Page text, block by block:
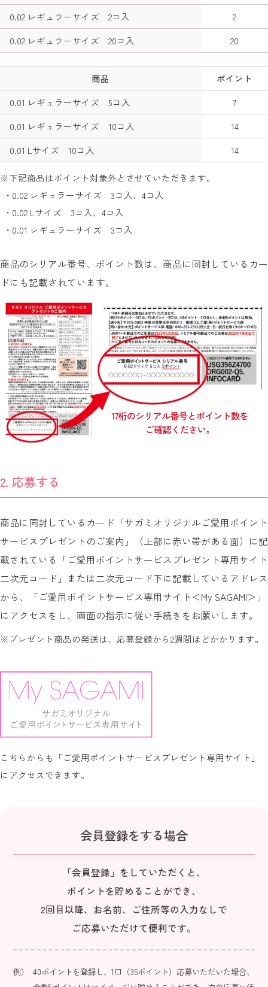
0.02 レギュラーサイズ 2コ入
2
0.02 レギュラーサイズ 20コ入
20
商品
ポイント
0.01 レギュラーサイズ 5コ入
7
0.01 レギュラーサイズ 10コ入
14
0.01 Lサイズ 10コ入
14
下記商品はボイント対象外とさせていただきます。
0.02 レギュラーサイズ 3コ入、4コ入
0.02 Lサイズ 3コ入、4コ入
0.01 レギュラーサイズ 3コ入
商品のシリアル番号、ポイント数は、商品に同封しているカー
ドにも記載されています。
応募する
商品に同封しているカード「サガミオリジナルご愛用ポイント
サービスプレゼントのご案内」（上部に赤い帯がある面）に記
載されている「ご愛用ポイントサービスプレゼント専用サイト
二次元コード」または二次元コード下に記載しているアドレス
から、
「ご愛用ポイントサービス専用サイト＜My SAGAMI＞」
にアクセスをし、画面の指示に従い手続きをお願いします。
プレゼント商品の発送は、応募登録から2週間ほどかかります。
こちらからも 「ご愛用ポイントサービスプレゼント専用サイト」
にアクセスできます。
会員登録をする場合
「会員登録」をしていただくと、
ポイントを貯めることができ、
2回目以降、お名前、ご住所等の入力なしで
ご応募いただけて便利です。
40ポイントを登録し、1口（35ポイント）応募いただいた場合、